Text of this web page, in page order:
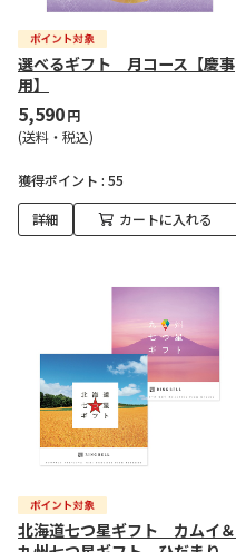
選べるギフト 月コース【慶事
用】
5,590円
(送料・税込)
獲得ポイント : 55
詳細 カートに入れる
北海道七つ星ギフト カムイ＆